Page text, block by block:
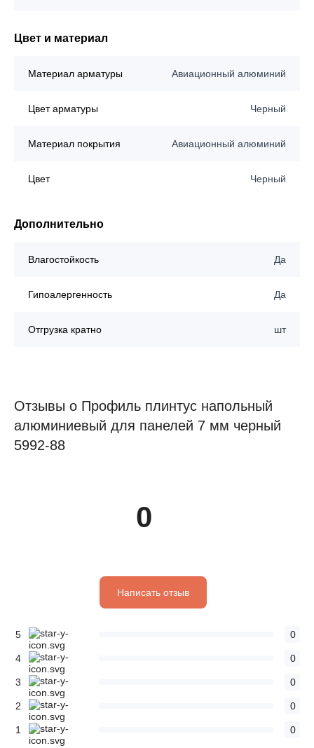
Цвет и материал
Материал арматуры Авиационный алюминий
Цвет арматуры Черный
Материал покрытия Авиационный алюминий
Цвет Черный
Дополнительно
Влагостойкость Да
Гипоалергенность Да
Отгрузка кратно шт
Отзывы о Профиль плинтус напольный
алюминиевый для панелей 7 мм черный
5992-88
0
Написать отзыв
5 0
4 0
3 0
2 0
1 0